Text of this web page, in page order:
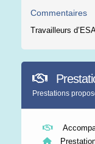
Commentaires
Travailleurs
Prestations